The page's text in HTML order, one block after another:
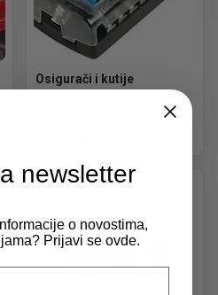
Osigurači i kutije
newsletter
o novostima,
Prijavi se ovde.